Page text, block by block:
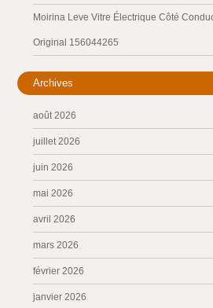
Moirina Leve Vitre Électrique Côté
Original 156044265
Archives
août 2026
juillet 2026
juin 2026
mai 2026
avril 2026
mars 2026
février 2026
janvier 2026